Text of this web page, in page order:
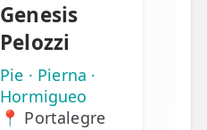
Genesis
Pelozzi
Pie · Pierna ·
Hormigueo
📍 Portalegre